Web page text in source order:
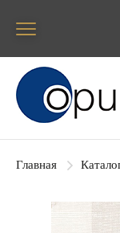
Блок
Главная